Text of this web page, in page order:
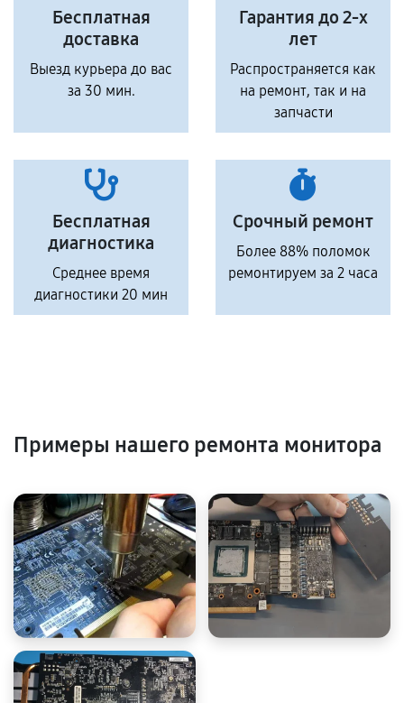
Бесплатная
доставка
Выезд курьера до вас
за 30 мин.
Гарантия до 2-х
лет
Распространяется как
на ремонт, так и на
запчасти
Бесплатная
диагностика
Среднее время
диагностики 20 мин
Срочный ремонт
Более 88% поломок
ремонтируем за 2 часа
Примеры нашего ремонта монитора